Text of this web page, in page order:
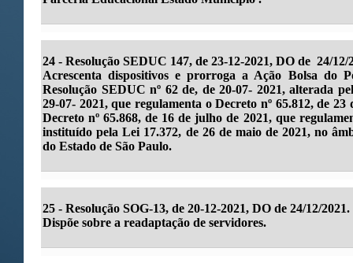
24 - Resolução SEDUC 147, de 23-12-2021, DO de 24/12/
Acrescenta dispositivos e prorroga a Ação Bolsa do
Resolução SEDUC nº 62 de, de 20-07- 2021, alterada
29-07- 2021, que regulamenta o Decreto nº 65.812, de
Decreto nº 65.868, de 16 de julho de 2021, que
instituído pela Lei 17.372, de 26 de maio de 2021, no
do Estado de São Paulo.
25 - Resolução SOG-13, de 20-12-2021, DO de 24/12/2021.
Dispõe sobre a readaptação de servidores.